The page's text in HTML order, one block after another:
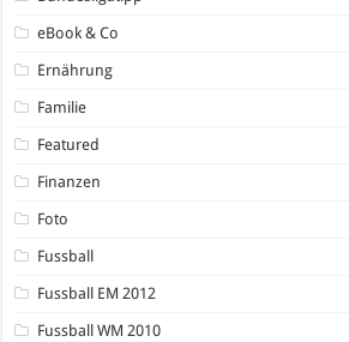
eBook & Co
Ernährung
Familie
Featured
Finanzen
Foto
Fussball
Fussball EM 2012
Fussball WM 2010